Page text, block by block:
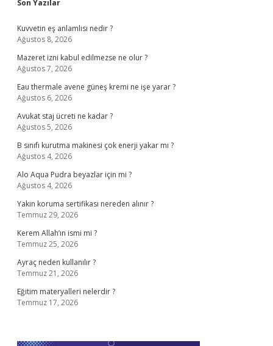
Sidebar
Son Yazılar
Kuvvetin eş anlamlısı nedir ?
Ağustos 8, 2026
Mazeret izni kabul edilmezse ne olur ?
Ağustos 7, 2026
Eau thermale avene güneş kremi ne işe yarar ?
Ağustos 6, 2026
Avukat staj ücreti ne kadar ?
Ağustos 5, 2026
B sınıfı kurutma makinesi çok enerji yakar mı ?
Ağustos 4, 2026
Alo Aqua Pudra beyazlar için mi ?
Ağustos 4, 2026
Yakın koruma sertifikası nereden alınır ?
Temmuz 29, 2026
Kerem Allah’ın ismi mi ?
Temmuz 25, 2026
Ayraç neden kullanılır ?
Temmuz 21, 2026
Eğitim materyalleri nelerdir ?
Temmuz 17, 2026